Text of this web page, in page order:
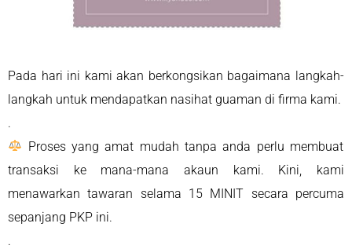
Pada hari ini kami akan berkongsikan bagaimana langkah-
langkah untuk mendapatkan nasihat guaman di firma kami.
.
Proses yang amat mudah tanpa anda perlu membuat
transaksi ke mana-mana akaun kami. Kini, kami
menawarkan tawaran selama 15 MINIT secara percuma
sepanjang PKP ini.
.